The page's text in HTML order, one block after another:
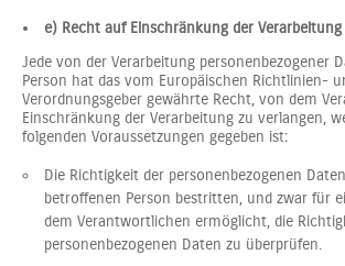
e) Recht auf Einschränkung der Verarbeitung
Jede von der Verarbeitung personenbezogener
Person hat das vom Europäischen Richtlinien-
Verordnungsgeber gewährte Recht, von dem
Einschränkung der Verarbeitung zu verlangen,
folgenden Voraussetzungen gegeben ist:
Die Richtigkeit der personenbezogenen
betroffenen Person bestritten, und zwar für
dem Verantwortlichen ermöglicht, die
personenbezogenen Daten zu überprüfen.